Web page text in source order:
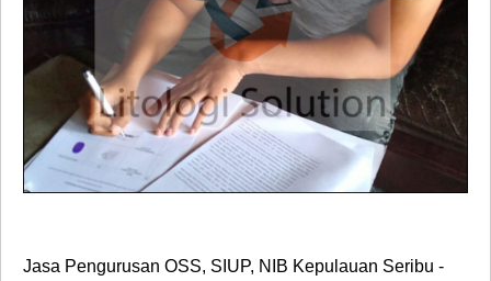
Jasa Pengurusan OSS, SIUP, NIB Kepulauan Seribu -